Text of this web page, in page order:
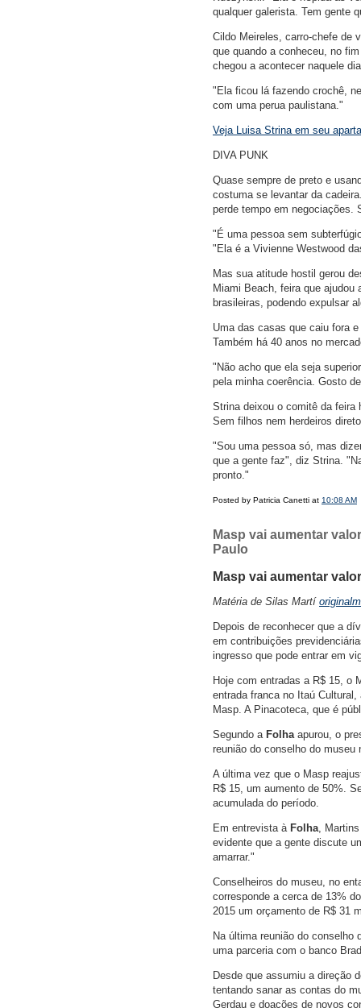
qualquer galerista. Tem gente
Cildo Meireles, carro-chefe de
que quando a conheceu, no
chegou a acontecer naquele
"Ela ficou lá fazendo crochê,
com uma perua paulistana."
Veja Luisa Strina em seu
DIVA PUNK
Quase sempre de preto e
costuma se levantar da
perde tempo em negociações.
"É uma pessoa sem
"Ela é a Vivienne Westwood
Mas sua atitude hostil gerou
Miami Beach, feira que ajudou
brasileiras, podendo expulsar
Uma das casas que caiu fora
Também há 40 anos no
"Não acho que ela seja
pela minha coerência. Gosto
Strina deixou o comitê da feira
Sem filhos nem herdeiros
"Sou uma pessoa só, mas
que a gente faz", diz Strina.
pronto."
Posted by Patricia Canetti at 10:08 AM
Masp vai aumentar
Paulo
Masp vai aumentar
Matéria de Silas Martí
Depois de reconhecer que a
em contribuições
ingresso que pode entrar em
Hoje com entradas a R$ 15, o
entrada franca no Itaú
Masp. A Pinacoteca, que é
Segundo a Folhaapurou, o
reunião do conselho do
A última vez que o Masp
R$ 15, um aumento de 50%.
acumulada do período.
Em entrevista à Folha,
evidente que a gente discute
amarrar."
Conselheiros do museu, no
corresponde a cerca de 13%
2015 um orçamento de R$ 31
Na última reunião do
uma parceria com o banco
Desde que assumiu a direção
tentando sanar as contas do
Gerdau e doações de novos